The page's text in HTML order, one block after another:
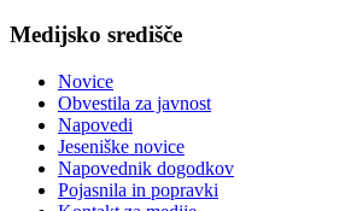
Medijsko središče
Novice
Obvestila za javnost
Napovedi
Jeseniške novice
Napovednik dogodkov
Pojasnila in popravki